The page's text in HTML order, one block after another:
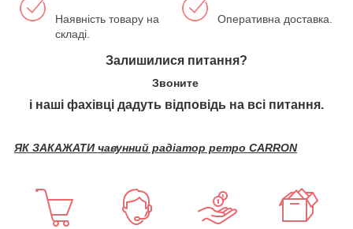
Наявність товару на
складі.
Оперативна доставка.
Залишилися питання?
Звоните
і наші фахівці дадуть відповідь на всі питання.
ЯК ЗАКАЖАТИ чавунний радіатор ретро CARRON